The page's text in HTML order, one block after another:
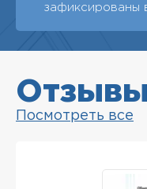
зафиксированы
Отзывы
Посмотреть все